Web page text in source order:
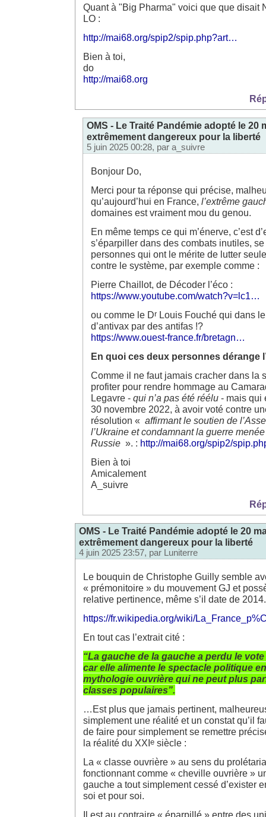
Quant à "Big Pharma" voici que que disait
LO :
http://mai68.org/spip2/spip.php?art…
Bien à toi,
do
http://mai68.org
OMS - Le Traité Pandémie adopté le 20
extrêmement dangereux pour la liberté
5 juin 2025 00:28, par a_suivre
Bonjour Do,
Merci pour ta réponse qui précise,
qu’aujourd’hui en France, l’extrême
domaines est vraiment mou du genou.
En même temps ce qui m’énerve, c’est
s’éparpiller dans des combats inutiles,
personnes qui ont le mérite de lutter
contre le système, par exemple comme :
Pierre Chaillot, de Décoder l’éco :
https://www.youtube.com/watch?v=lc1…
ou comme le Dr Louis Fouché qui dans
d’antivax par des antifas !?
https://www.ouest-france.fr/bretagn…
En quoi ces deux personnes dérange
Comme il ne faut jamais cracher dans la
profiter pour rendre hommage au
Legavre - qui n’a pas été réélu - mais qui
30 novembre 2022, à avoir voté contre
résolution « affirmant le soutien de
l’Ukraine et condamnant la guerre
Russie ». : http://mai68.org/spip2/
Bien à toi
Amicalement
A_suivre
OMS - Le Traité Pandémie adopté le 20
extrêmement dangereux pour la liberté
4 juin 2025 23:57, par Luniterre
Le bouquin de Christophe Guilly semble
« prémonitoire » du mouvement GJ et
relative pertinence, même s’il date de 2014.
https://fr.wikipedia.org/wiki/
En tout cas l’extrait cité :
“La gauche de la gauche a perdu le
car elle alimente le spectacle politique
mythologie ouvrière qui ne peut plus
classes populaires”.
…Est plus que jamais pertinent,
simplement une réalité et un constat qu’il
de faire pour simplement se remettre
la réalité du XXIe siècle :
La « classe ouvrière » au sens du
fonctionnant comme « cheville ouvrière »
gauche a tout simplement cessé d’exister
soi et pour soi.
Il est au contraire « éparpillé » entre des